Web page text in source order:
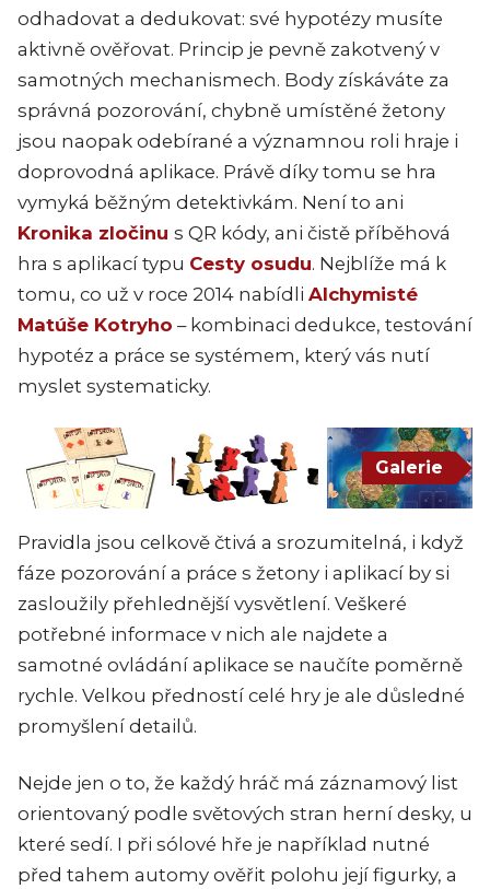
odhadovat a dedukovat: své hypotézy musíte
aktivně ověřovat. Princip je pevně zakotvený v
samotných mechanismech. Body získáváte za
správná pozorování, chybně umístěné žetony
jsou naopak odebírané a významnou roli hraje i
doprovodná aplikace. Právě díky tomu se hra
vymyká běžným detektivkám. Není to ani
Kronika zločinu s QR kódy, ani čistě příběhová
hra s aplikací typu Cesty osudu. Nejblíže má k
tomu, co už v roce 2014 nabídli Alchymisté
Matúše Kotryho – kombinaci dedukce, testování
hypotéz a práce se systémem, který vás nutí
myslet systematicky.
Galerie
Pravidla jsou celkově čtivá a srozumitelná, i když
fáze pozorování a práce s žetony i aplikací by si
zasloužily přehlednější vysvětlení. Veškeré
potřebné informace v nich ale najdete a
samotné ovládání aplikace se naučíte poměrně
rychle. Velkou předností celé hry je ale důsledné
promyšlení detailů.
Nejde jen o to, že každý hráč má záznamový list
orientovaný podle světových stran herní desky, u
které sedí. I při sólové hře je například nutné
před tahem automy ověřit polohu její figurky, a